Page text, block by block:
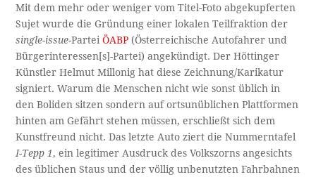
Mit dem mehr oder weniger vom Titel-Foto abgekupferten
Sujet wurde die Gründung einer lokalen Teilfraktion der
single-issue-ParteiÖABP (Österreichische Autofahrer und
Bürgerinteressen[s]-Partei) angekündigt. Der Höttinger
Künstler Helmut Millonig hat diese Zeichnung/Karikatur
signiert. Warum die Menschen nicht wie sonst üblich in
den Boliden sitzen sondern auf ortsunüblichen Plattformen
hinten am Gefährt stehen müssen, erschließt sich dem
Kunstfreund nicht. Das letzte Auto ziert die Nummerntafel
I-Tepp 1, ein legitimer Ausdruck des Volkszorns angesichts
des üblichen Staus und der völlig unbenutzten Fahrbahnen